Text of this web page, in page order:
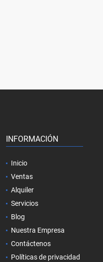
INFORMACIÓN
Inicio
Ventas
Alquiler
Servicios
Blog
Nuestra Empresa
Contáctenos
Políticas de privacidad